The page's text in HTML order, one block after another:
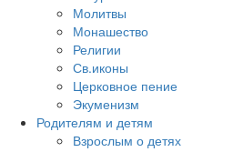
Молитвы
Монашество
Религии
Св.иконы
Церковное пение
Экуменизм
Родителям и детям
Взрослым о детях